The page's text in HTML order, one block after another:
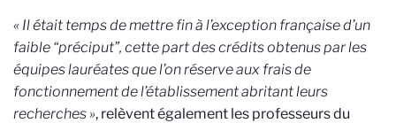
« Il était temps de mettre fin à l’exception française d’un
faible “préciput”, cette part des crédits obtenus par les
équipes lauréates que l’on réserve aux frais de
fonctionnement de l’établissement abritant leurs
recherches », relèvent également les professeurs du